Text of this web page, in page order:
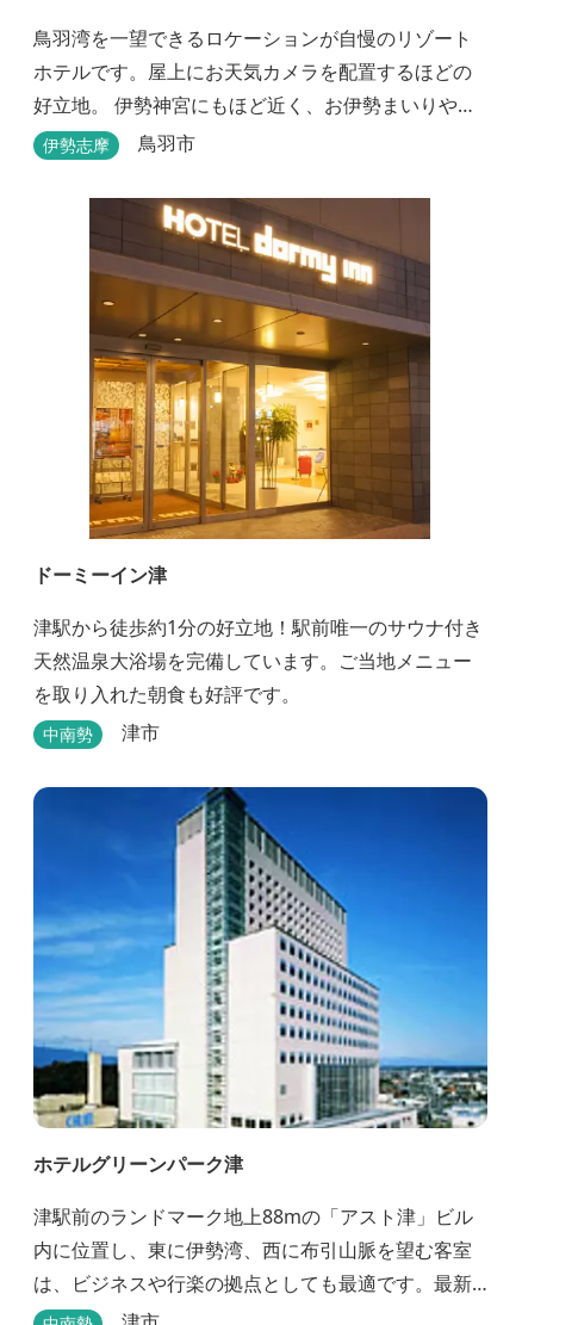
鳥羽湾を一望できるロケーションが自慢のリゾート
ホテルです。屋上にお天気カメラを配置するほどの
好立地。 伊勢神宮にもほど近く、お伊勢まいりや伊
勢・志摩の観光にも最適です。 ３種類の露天風呂を
大浴場では、館内で湯めぐりが楽しめます。 また、
露天風呂付客室や貸切家族風呂（有料）、足湯に湯
上がり処などもございますので、湯浴みの一日をお
過ごしいた...
伊勢志摩 鳥羽市
ドーミーイン津
津駅から徒歩約1分の好立地！駅前唯一のサウナ付き
天然温泉大浴場を完備しています。ご当地メニュー
を取り入れた朝食も好評です。
中南勢 津市
ホテルグリーンパーク津
津駅前のランドマーク地上88mの「アスト津」ビル
内に位置し、東に伊勢湾、西に布引山脈を望む客室
は、ビジネスや行楽の拠点としても最適です。最新
の設備を誇るゆとりのホテルです。